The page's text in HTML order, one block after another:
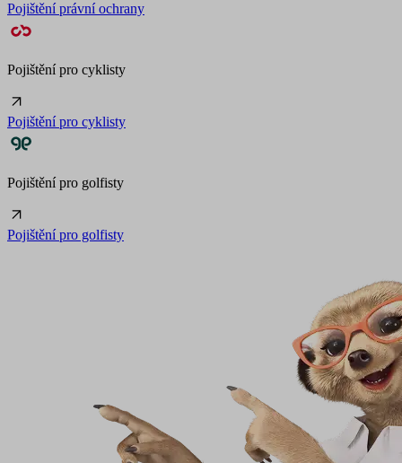
Pojištění právní ochrany
Pojištění pro cyklisty
Pojištění pro cyklisty
Pojištění pro golfisty
Pojištění pro golfisty